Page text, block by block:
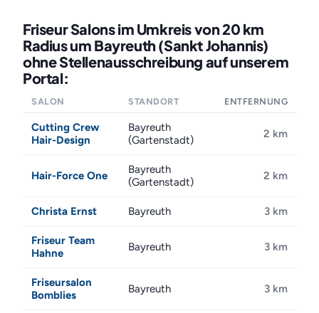
Friseur Salons im Umkreis von 20 km
Radius um Bayreuth (Sankt Johannis)
ohne Stellenausschreibung auf unserem
Portal:
SALON STANDORT ENTFERNUNG
Cutting Crew
Hair-Design
Bayreuth
(Gartenstadt)
2 km
Hair-Force One
Bayreuth
(Gartenstadt)
2 km
Christa Ernst Bayreuth 3 km
Friseur Team
Hahne
Bayreuth 3 km
Friseursalon
Bomblies
Bayreuth 3 km